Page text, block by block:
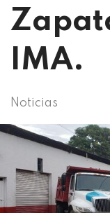
IMA.
Noticias